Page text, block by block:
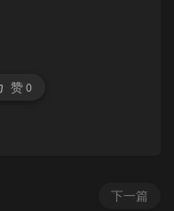
赞0
下一篇